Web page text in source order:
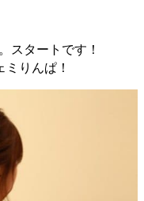
スタートです！
りんぱ！